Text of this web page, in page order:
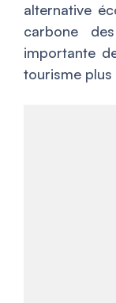
alternative
carbone
importante
tourisme plus